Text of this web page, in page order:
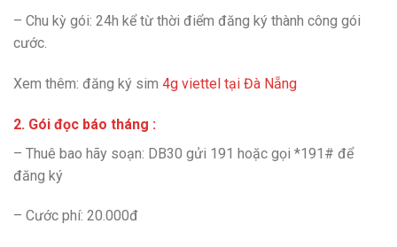
– Chu kỳ gói: 24h kể từ thời điểm đăng ký thành công gói
cước.
Xem thêm: đăng ký sim 4g viettel tại Đà Nẵng
2. Gói đọc báo tháng :
– Thuê bao hãy soạn: DB30 gửi 191 hoặc gọi *191# để
đăng ký
– Cước phí: 20.000đ